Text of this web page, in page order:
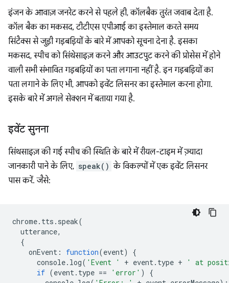
इंजन के आवाज़ जनरेट करने से पहले ही, कॉलबैक तुरंत जवाब देता है.
कॉल बैक का मकसद, टीटीएस एपीआई का इस्तेमाल करते समय
सिंटैक्स से जुड़ी गड़बड़ियों के बारे में आपको सूचना देना है. इसका
मकसद, स्पीच को सिंथेसाइज़ करने और आउटपुट करने की प्रोसेस में होने
वाली सभी संभावित गड़बड़ियों का पता लगाना नहीं है. इन गड़बड़ियों का
पता लगाने के लिए भी, आपको इवेंट लिसनर का इस्तेमाल करना होगा.
इसके बारे में अगले सेक्शन में बताया गया है.
इवेंट सुनना
सिंथसाइज़ की गई स्पीच की स्थिति के बारे में रीयल-टाइम में ज़्यादा
जानकारी पाने के लिए, speak() के विकल्पों में एक इवेंट लिसनर
पास करें. जैसे:
chrome. tts . speak(
utterance,
{
onEvent : function(event)
{
console. log( 'Event ' + event. type +
' at
if (event. type == 'error' )
{